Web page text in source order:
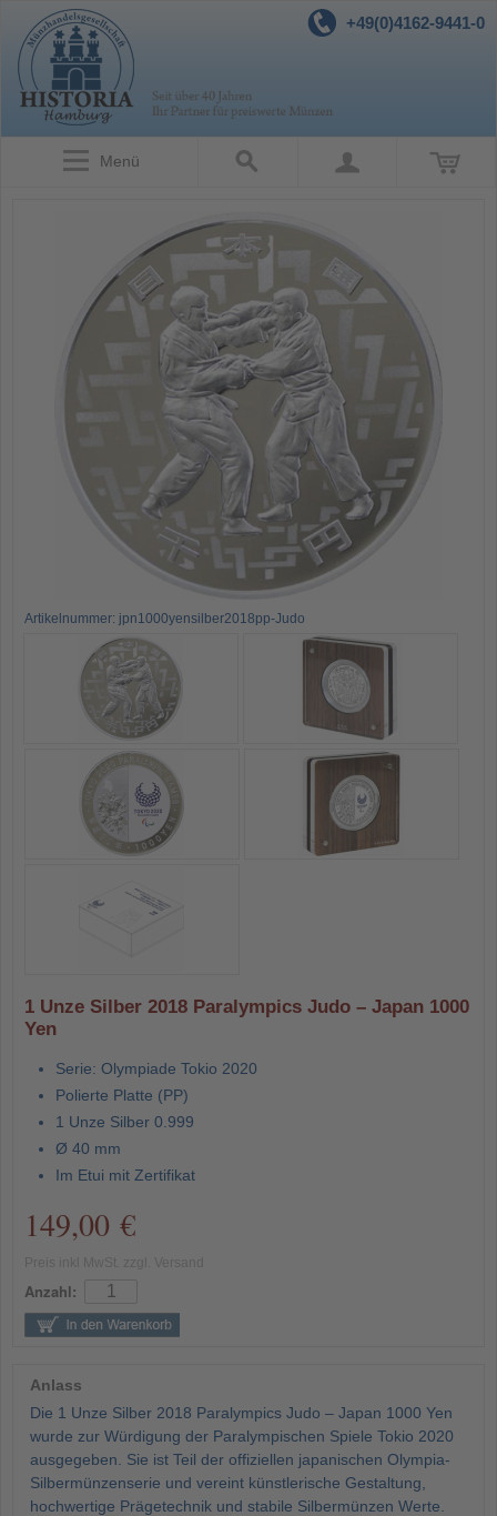
+49(0)4162-9441-0
Menü
Artikelnummer: jpn1000yensilber2018pp-Judo
1 Unze Silber 2018 Paralympics Judo – Japan 1000
Yen
Serie: Olympiade Tokio 2020
Polierte Platte (PP)
1 Unze Silber 0.999
Ø 40 mm
Im Etui mit Zertifikat
149,00 €
Anzahl:
Anlass
Die 1 Unze Silber 2018 Paralympics Judo – Japan 1000 Yen
wurde zur Würdigung der Paralympischen Spiele Tokio 2020
ausgegeben. Sie ist Teil der offiziellen japanischen Olympia-
Silbermünzenserie und vereint künstlerische Gestaltung,
hochwertige Prägetechnik und stabile Silbermünzen Werte.